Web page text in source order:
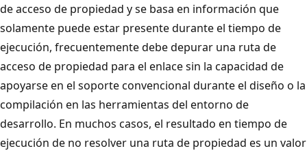
de acceso de propiedad y se basa en información que
solamente puede estar presente durante el tiempo de
ejecución, frecuentemente debe depurar una ruta de
acceso de propiedad para el enlace sin la capacidad de
apoyarse en el soporte convencional durante el diseño o la
compilación en las herramientas del entorno de
desarrollo. En muchos casos, el resultado en tiempo de
ejecución de no resolver una ruta de propiedad es un valor